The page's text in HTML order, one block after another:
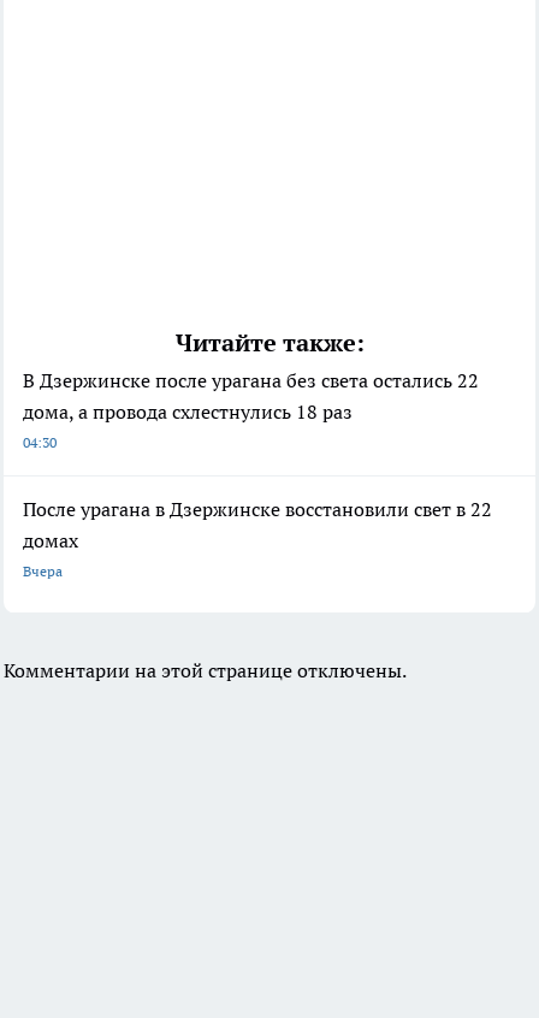
Читайте также:
В Дзержинске после урагана без света остались 22
дома, а провода схлестнулись 18 раз
04:30
После урагана в Дзержинске восстановили свет в 22
домах
Вчера
Комментарии на этой странице отключены.